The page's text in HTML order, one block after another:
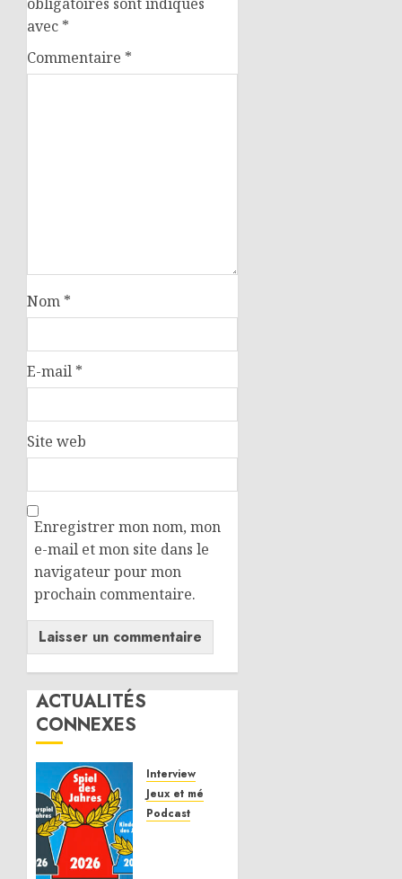
avec *
Commentaire *
Nom *
E-mail *
Site web
Enregistrer mon nom, mon
e-mail et mon site dans le
navigateur pour mon
prochain commentaire.
ACTUALITÉS
CONNEXES
Interview
Jeux et mécaniques
Podcast